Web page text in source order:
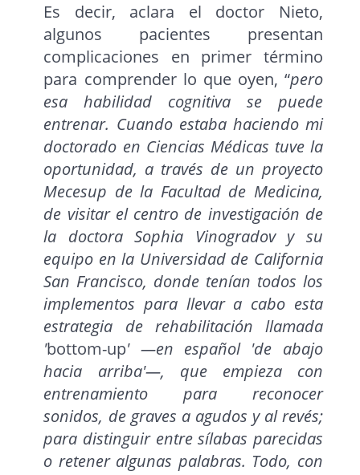
Es decir, aclara el doctor Nieto,
algunos pacientes presentan
complicaciones en primer término
para comprender lo que oyen, “pero
esa habilidad cognitiva se puede
entrenar. Cuando estaba haciendo mi
doctorado en Ciencias Médicas tuve la
oportunidad, a través de un proyecto
Mecesup de la Facultad de Medicina,
de visitar el centro de investigación de
la doctora Sophia Vinogradov y su
equipo en la Universidad de California
San Francisco, donde tenían todos los
implementos para llevar a cabo esta
estrategia de rehabilitación llamada
'bottom-up' —en español 'de abajo
hacia arriba'—, que empieza con
entrenamiento para reconocer
sonidos, de graves a agudos y al revés;
para distinguir entre sílabas parecidas
o retener algunas palabras. Todo, con